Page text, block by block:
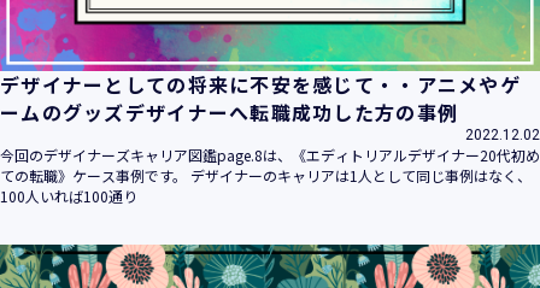
デザイナーとしての将来に不安を感じて・・アニメやゲ
ームのグッズデザイナーへ転職成功した方の事例
2022.12.02
今回のデザイナーズキャリア図鑑page.8は、《エディトリアルデザイナー20代初め
ての転職》ケース事例です。 デザイナーのキャリアは1人として同じ事例はなく、
100人いれば100通り